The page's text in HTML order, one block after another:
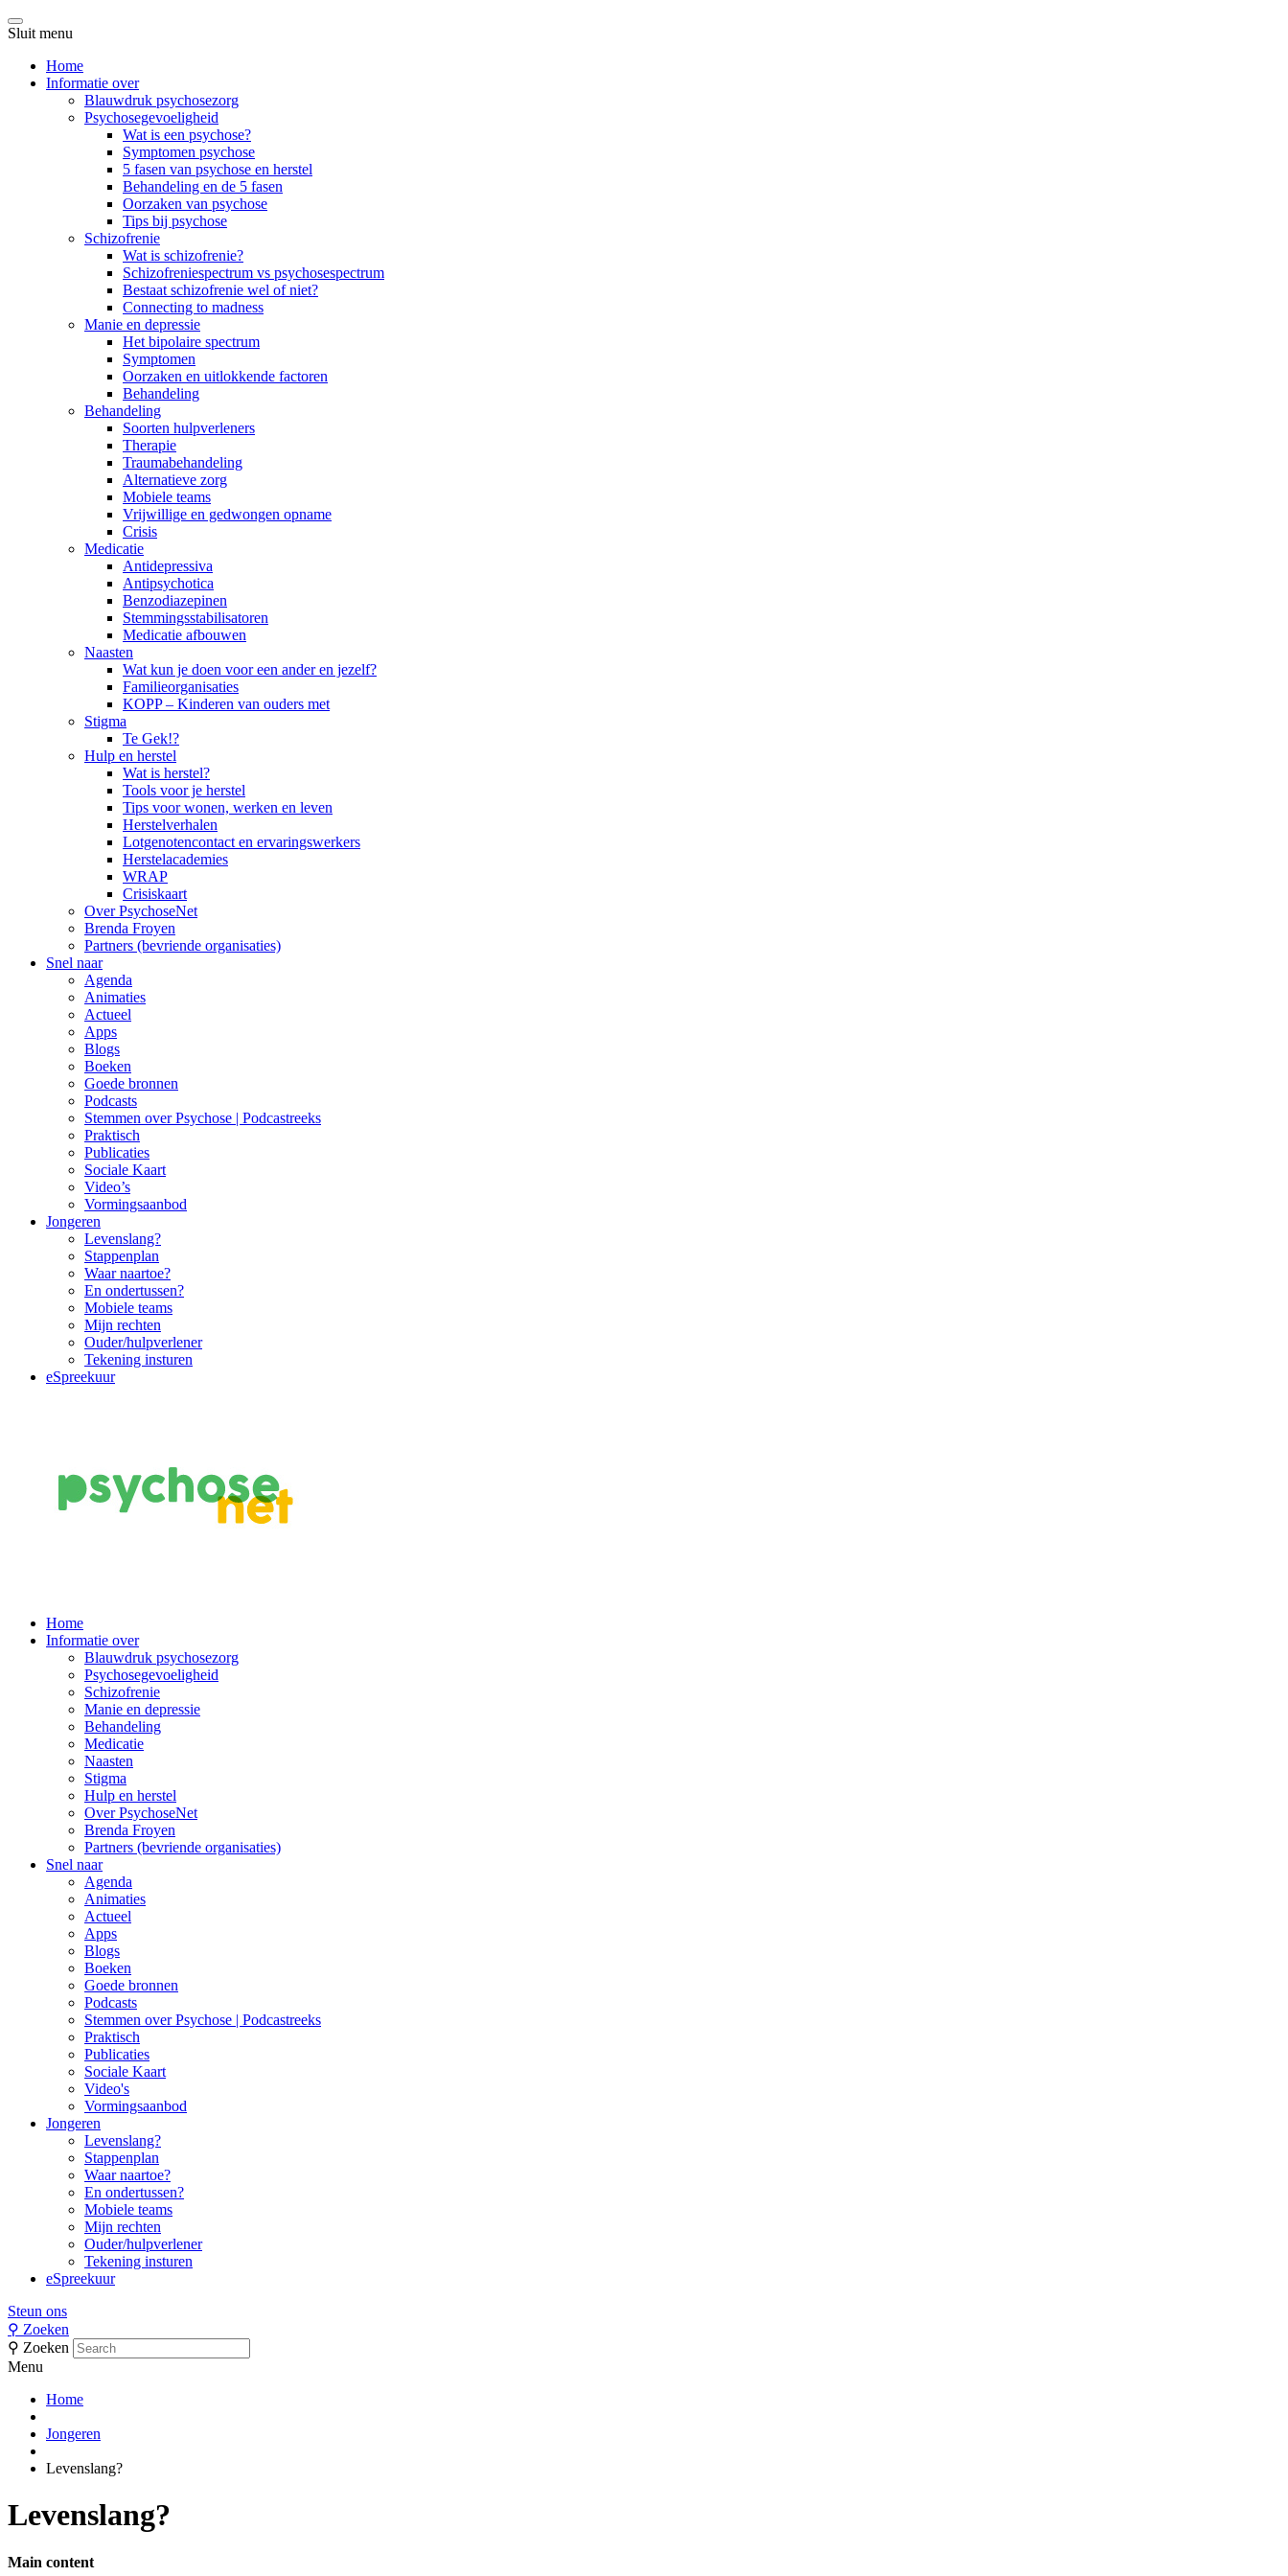
Sluit menu
Home
Informatie over
Blauwdruk psychosezorg
Psychosegevoeligheid
Wat is een psychose?
Symptomen psychose
5 fasen van psychose en herstel
Behandeling en de 5 fasen
Oorzaken van psychose
Tips bij psychose
Schizofrenie
Wat is schizofrenie?
Schizofreniespectrum vs psychosespectrum
Bestaat schizofrenie wel of niet?
Connecting to madness
Manie en depressie
Het bipolaire spectrum
Symptomen
Oorzaken en uitlokkende factoren
Behandeling
Behandeling
Soorten hulpverleners
Therapie
Traumabehandeling
Alternatieve zorg
Mobiele teams
Vrijwillige en gedwongen opname
Crisis
Medicatie
Antidepressiva
Antipsychotica
Benzodiazepinen
Stemmingsstabilisatoren
Medicatie afbouwen
Naasten
Wat kun je doen voor een ander en jezelf?
Familieorganisaties
KOPP – Kinderen van ouders met
Stigma
Te Gek!?
Hulp en herstel
Wat is herstel?
Tools voor je herstel
Tips voor wonen, werken en leven
Herstelverhalen
Lotgenotencontact en ervaringswerkers
Herstelacademies
WRAP
Crisiskaart
Over PsychoseNet
Brenda Froyen
Partners (bevriende organisaties)
Snel naar
Agenda
Animaties
Actueel
Apps
Blogs
Boeken
Goede bronnen
Podcasts
Stemmen over Psychose | Podcastreeks
Praktisch
Publicaties
Sociale Kaart
Video’s
Vormingsaanbod
Jongeren
Levenslang?
Stappenplan
Waar naartoe?
En ondertussen?
Mobiele teams
Mijn rechten
Ouder/hulpverlener
Tekening insturen
eSpreekuur
Main
Navigation
Home
Informatie over
Blauwdruk psychosezorg
Psychosegevoeligheid
Schizofrenie
Manie en depressie
Behandeling
Medicatie
Naasten
Stigma
Hulp en herstel
Over PsychoseNet
Brenda Froyen
Partners (bevriende organisaties)
Snel naar
Agenda
Animaties
Actueel
Apps
Blogs
Boeken
Goede bronnen
Podcasts
Stemmen over Psychose | Podcastreeks
Praktisch
Publicaties
Sociale Kaart
Video's
Vormingsaanbod
Jongeren
Levenslang?
Stappenplan
Waar naartoe?
En ondertussen?
Mobiele teams
Mijn rechten
Ouder/hulpverlener
Tekening insturen
eSpreekuur
Steun ons
⚲ Zoeken
⚲ Zoeken
Menu
Home
Jongeren
Levenslang?
Levenslang?
Main content